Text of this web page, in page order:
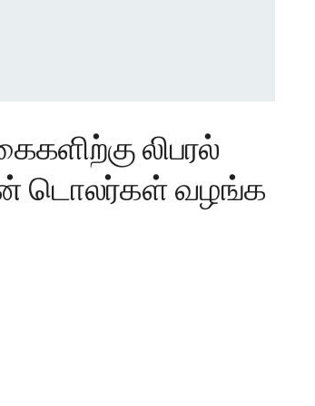
லிபரல்
டொலர்கள் வழங்க